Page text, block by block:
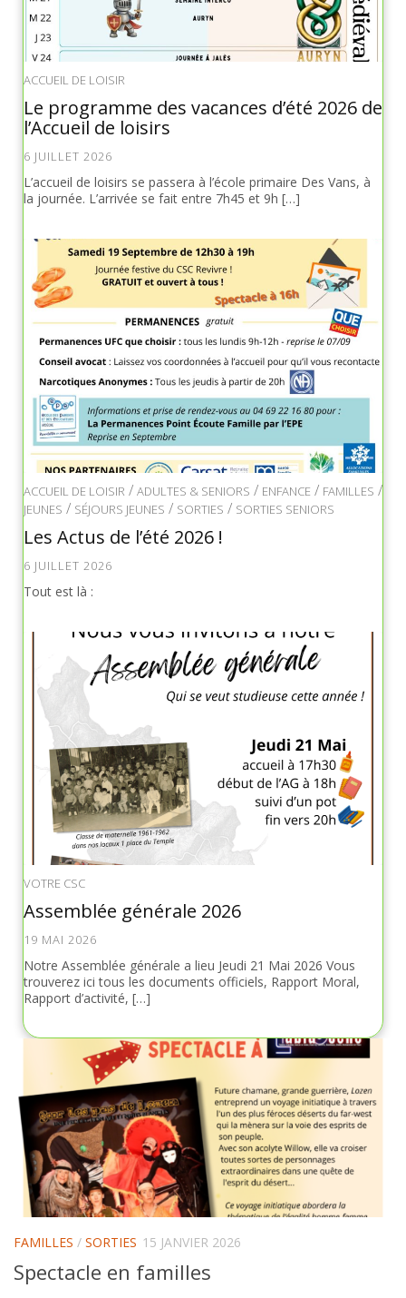
ACCUEIL DE LOISIR
Le programme des vacances d’été 2026 de
l’Accueil de loisirs
6 JUILLET 2026
L’accueil de loisirs se passera à l’école primaire Des Vans, à
la journée. L’arrivée se fait entre 7h45 et 9h […]
ACCUEIL DE LOISIR / ADULTES & SENIORS / ENFANCE / FAMILLES /
JEUNES / SÉJOURS JEUNES / SORTIES / SORTIES SENIORS
Les Actus de l’été 2026 !
6 JUILLET 2026
Tout est là :
VOTRE CSC
Assemblée générale 2026
19 MAI 2026
Notre Assemblée générale a lieu Jeudi 21 Mai 2026 Vous
trouverez ici tous les documents officiels, Rapport Moral,
Rapport d’activité, […]
FAMILLES / SORTIES 15 JANVIER 2026
Spectacle en familles